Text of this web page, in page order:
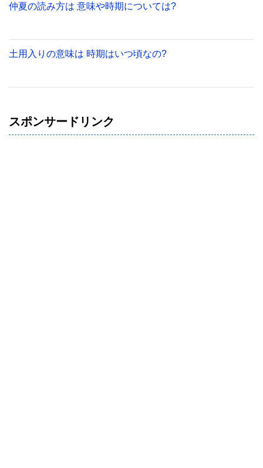
仲夏の読み方は 意味や時期については?
土用入りの意味は 時期はいつ頃なの?
スポンサードリンク